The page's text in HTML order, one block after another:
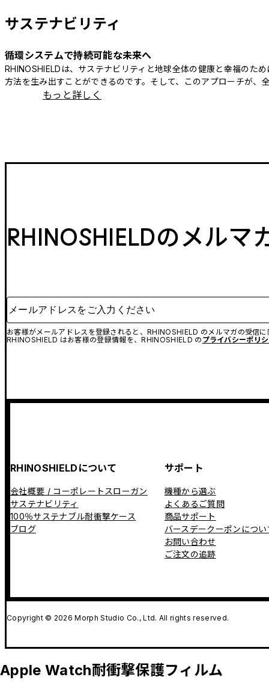
サステナビリティ
循環システムで持続可能な未来へ
RHINOSHIELDは、サステナビリティと地球全体の健康と幸福のた
方法を生み出すことができるのです。そして、このアプローチが
もっと詳しく
Apple Watch耐衝撃保護フィルム
RHINOSHIELDのメルマ
メールアドレスをご入力ください
お客様がメールアドレスを登録されると、RHINOSHIELD のメルマガの受信
RHINOSHIELD はお客様の登録情報を、RHINOSHIELD の プライバシーポリ
RHINOSHIELDについて
会社概要 / コーポレートスローガン
サステナビリティ
100％サステナブル耐衝撃ケース
ブログ
サポート
機種から選ぶ
よくあるご質問
商品サポート
バースデークーポンについ
お問い合わせ
ご注文の追跡
Copyright © 2026 Morph Studio Co., Ltd. All rights reserved.